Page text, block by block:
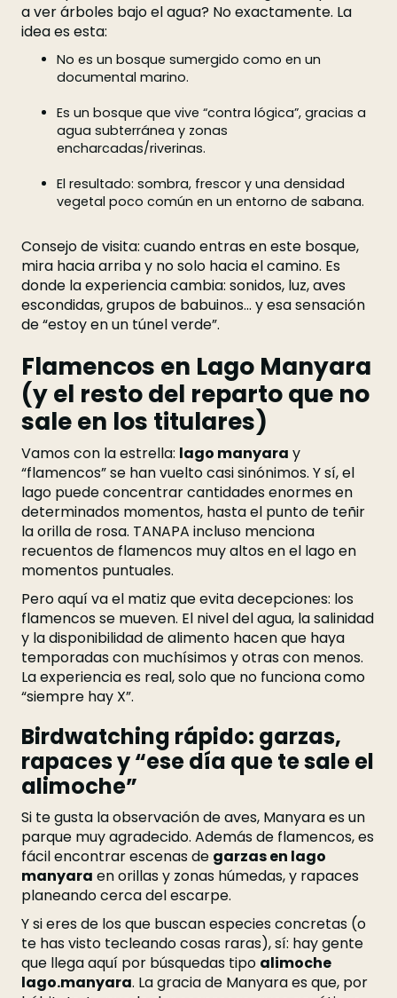
a ver árboles bajo el agua? No exactamente. La
idea es esta:
No es un bosque sumergido como en un
documental marino.
Es un bosque que vive “contra lógica”, gracias a
agua subterránea y zonas
encharcadas/riverinas.
El resultado: sombra, frescor y una densidad
vegetal poco común en un entorno de sabana.
Consejo de visita: cuando entras en este bosque,
mira hacia arriba y no solo hacia el camino. Es
donde la experiencia cambia: sonidos, luz, aves
escondidas, grupos de babuinos… y esa sensación
de “estoy en un túnel verde”.
Flamencos en Lago Manyara
(y el resto del reparto que no
sale en los titulares)
Vamos con la estrella: lago manyara y
“flamencos” se han vuelto casi sinónimos. Y sí, el
lago puede concentrar cantidades enormes en
determinados momentos, hasta el punto de teñir
la orilla de rosa. TANAPA incluso menciona
recuentos de flamencos muy altos en el lago en
momentos puntuales.
Pero aquí va el matiz que evita decepciones: los
flamencos se mueven. El nivel del agua, la salinidad
y la disponibilidad de alimento hacen que haya
temporadas con muchísimos y otras con menos.
La experiencia es real, solo que no funciona como
“siempre hay X”.
Birdwatching rápido: garzas,
rapaces y “ese día que te sale el
alimoche”
Si te gusta la observación de aves, Manyara es un
parque muy agradecido. Además de flamencos, es
fácil encontrar escenas de garzas en lago
manyara en orillas y zonas húmedas, y rapaces
planeando cerca del escarpe.
Y si eres de los que buscan especies concretas (o
te has visto tecleando cosas raras), sí: hay gente
que llega aquí por búsquedas tipo alimoche
lago.manyara. La gracia de Manyara es que, por